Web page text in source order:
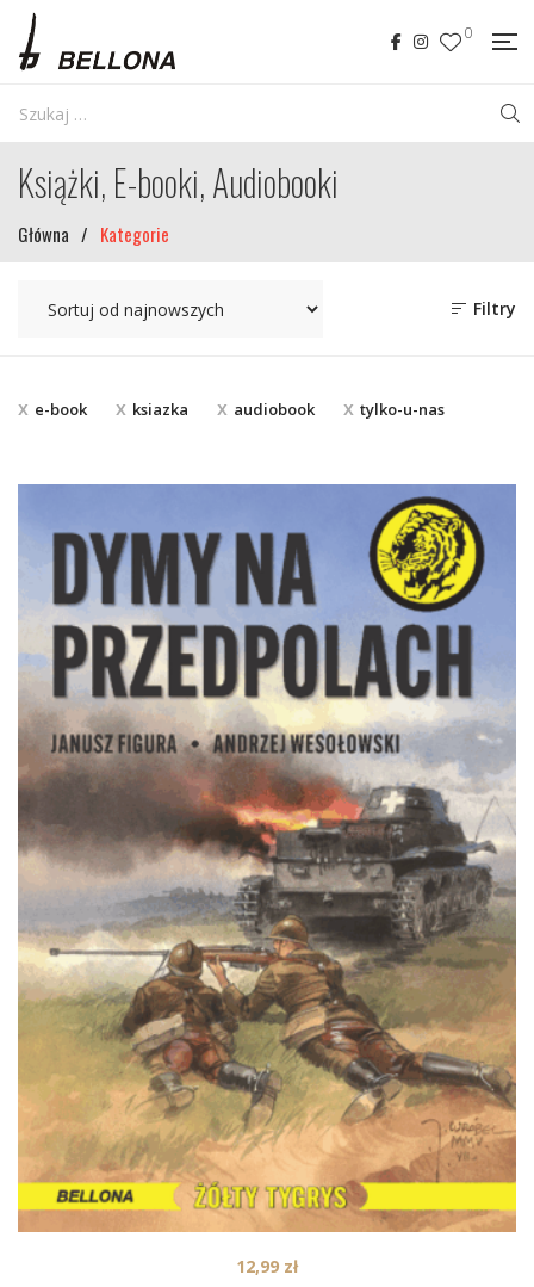
0
Książki, E-booki, Audiobooki
Główna / Kategorie
Filtry
e-book ksiazka audiobook tylko-u-nas
12,99 zł